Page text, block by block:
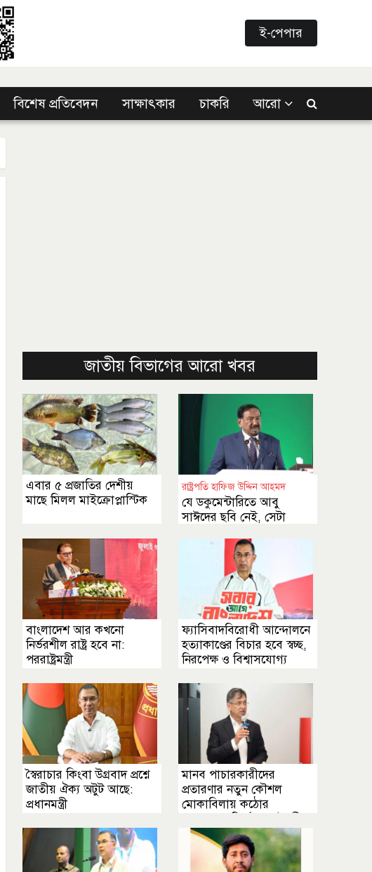
ই-পেপার
বিশেষ প্রতিবেদন সাক্ষাৎকার চাকরি আরো
জাতীয় বিভাগের আরো খবর
এবার ৫ প্রজাতির দেশীয়
মাছে মিলল মাইক্রোপ্লাস্টিক
রাষ্ট্রপতি হাফিজ উদ্দিন আহমদ
যে ডকুমেন্টারিতে আবু
সাঈদের ছবি নেই, সেটা
বাংলাদেশ আর কখনো
নির্ভরশীল রাষ্ট্র হবে না:
পররাষ্ট্রমন্ত্রী
ফ্যাসিবাদবিরোধী আন্দোলনে
হত্যাকাণ্ডের বিচার হবে স্বচ্ছ,
নিরপেক্ষ ও বিশ্বাসযোগ্য
স্বৈরাচার কিংবা উগ্রবাদ প্রশ্নে
জাতীয় ঐক্য অটুট আছে:
প্রধানমন্ত্রী
মানব পাচারকারীদের
প্রতারণার নতুন কৌশল
মোকাবিলায় কঠোর